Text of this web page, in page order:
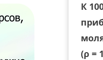
К
(ρ =